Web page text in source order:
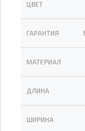
ЦВЕТ
ГАРАНТИЯ
МАТЕРИАЛ
ДЛИНА
ШИРИНА